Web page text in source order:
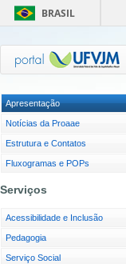
BRASIL
Apresentação
Notícias da Proaae
Estrutura e Contatos
Fluxogramas e POPs
Serviços
Acessibilidade e Inclusão
Pedagogia
Serviço Social